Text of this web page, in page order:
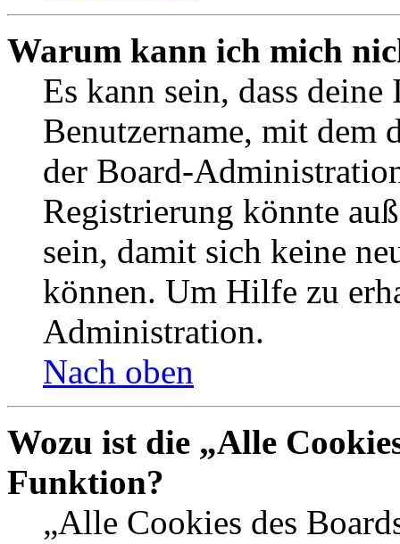
Warum kann ich mich
Es kann sein, dass
Benutzername, mit dem
der Board-
Registrierung könnte
sein, damit sich keine
können. Um Hilfe zu
Administration.
Nach oben
Wozu ist die „Alle
Funktion?
„Alle Cookies des